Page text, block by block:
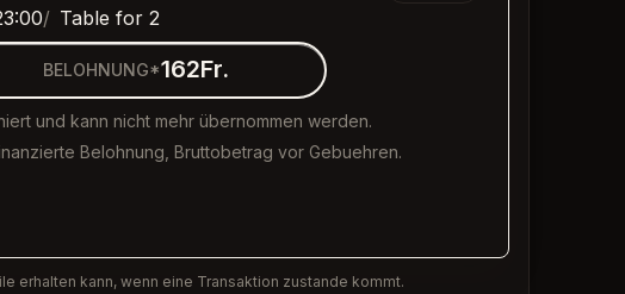
Table for 2
BELOHNUNG*162Fr.
und kann nicht mehr übernommen werden.
Belohnung, Bruttobetrag vor Gebuehren.
erhalten kann, wenn eine Transaktion zustande kommt.